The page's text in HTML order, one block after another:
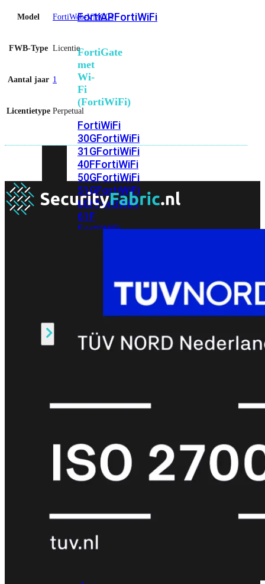
FortiAPFortiWiFi
FortiGate
met
Wi-
Fi
(FortiWiFi)
FortiWiFi
30GFortiWiFi
31GFortiWiFi
40FFortiWiFi
50GFortiWiFi
51GFortiWiFi
60FFortiWiFi
61F
FortiWiFi
Alle
FortiCare
EssentialsFortiCare
Premium
FortiCare
Elite FortiCare
RMA
Model FortiWeb-VMC04
FWB-Type Licentie
Aantal jaar 1
Licentietype Perpetual